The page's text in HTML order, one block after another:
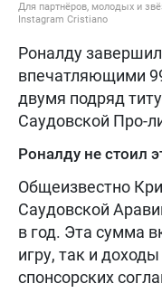
Для партнёров, молодых и
Instagram Cristiano
Роналду
впечатляющими
двумя подряд
Саудовской Про-
Роналду не стоил
Общеизвестно
Саудовской
в год. Эта сумма
игру, так и
спонсорских